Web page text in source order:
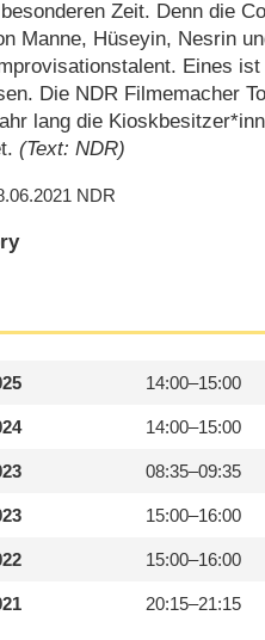
Zeit. Denn die
Manne, Hüseyin, Nesrin
Eines
Die NDR Filmemacher
lang die
(Text: NDR)
NDR
14:00–15:00
14:00–15:00
08:35–09:35
15:00–16:00
15:00–16:00
20:15–21:15